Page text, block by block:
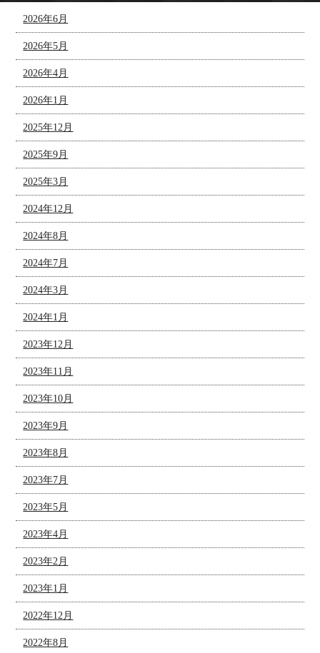
2026年6月
2026年5月
2026年4月
2026年1月
2025年12月
2025年9月
2025年3月
2024年12月
2024年8月
2024年7月
2024年3月
2024年1月
2023年12月
2023年11月
2023年10月
2023年9月
2023年8月
2023年7月
2023年5月
2023年4月
2023年2月
2023年1月
2022年12月
2022年8月